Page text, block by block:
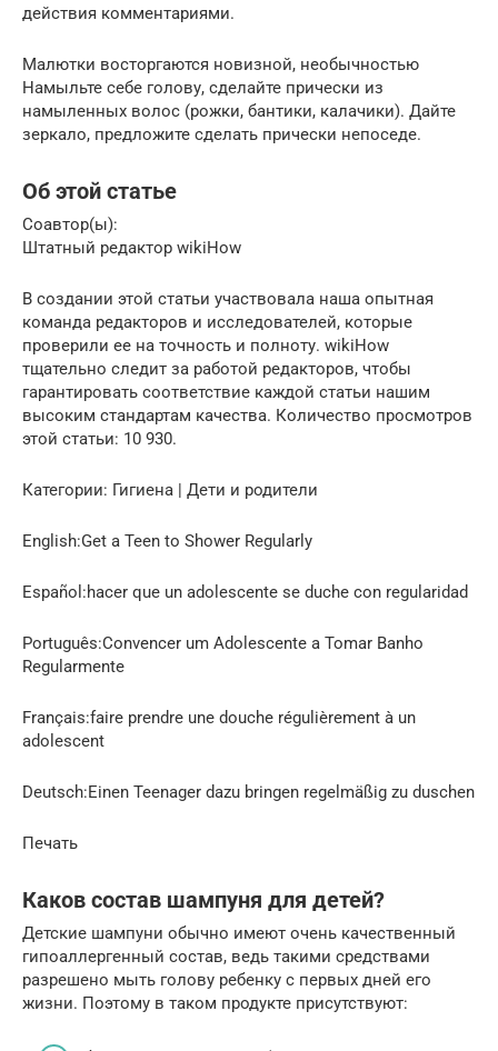
действия комментариями.
Малютки восторгаются новизной, необычностью
Намыльте себе голову, сделайте прически из
намыленных волос (рожки, бантики, калачики). Дайте
зеркало, предложите сделать прически непоседе.
Об этой статье
Соавтор(ы):
Штатный редактор wikiHow
В создании этой статьи участвовала наша опытная
команда редакторов и исследователей, которые
проверили ее на точность и полноту. wikiHow
тщательно следит за работой редакторов, чтобы
гарантировать соответствие каждой статьи нашим
высоким стандартам качества. Количество просмотров
этой статьи: 10 930.
Категории: Гигиена | Дети и родители
English:Get a Teen to Shower Regularly
Español:hacer que un adolescente se duche con regularidad
Português:Convencer um Adolescente a Tomar Banho
Regularmente
Français:faire prendre une douche régulièrement à un
adolescent
Deutsch:Einen Teenager dazu bringen regelmäßig zu duschen
Печать
Каков состав шампуня для детей?
Детские шампуни обычно имеют очень качественный
гипоаллергенный состав, ведь такими средствами
разрешено мыть голову ребенку с первых дней его
жизни. Поэтому в таком продукте присутствуют: